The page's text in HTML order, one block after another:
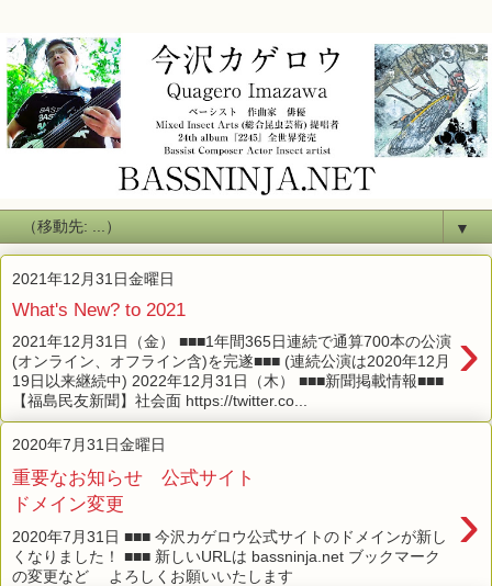
▼
2021年12月31日金曜日
What's New? to 2021
›
2021年12月31日（金） ■■■1年間365日連続で通算700本の公演
(オンライン、オフライン含)を完遂■■■ (連続公演は2020年12月
19日以来継続中) 2022年12月31日（木） ■■■新聞掲載情報■■■
【福島民友新聞】社会面 https://twitter.co...
2020年7月31日金曜日
重要なお知らせ 公式サイト
ドメイン変更
›
2020年7月31日 ■■■ 今沢カゲロウ公式サイトのドメインが新し
くなりました！ ■■■ 新しいURLは bassninja.net ブックマーク
の変更など よろしくお願いいたします